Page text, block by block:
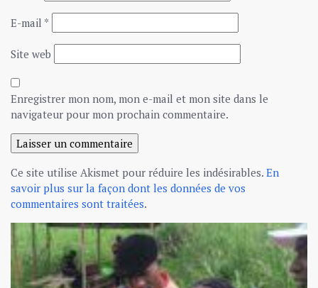
E-mail *
Site web
Enregistrer mon nom, mon e-mail et mon site dans le
navigateur pour mon prochain commentaire.
Ce site utilise Akismet pour réduire les indésirables. En
savoir plus sur la façon dont les données de vos
commentaires sont traitées.